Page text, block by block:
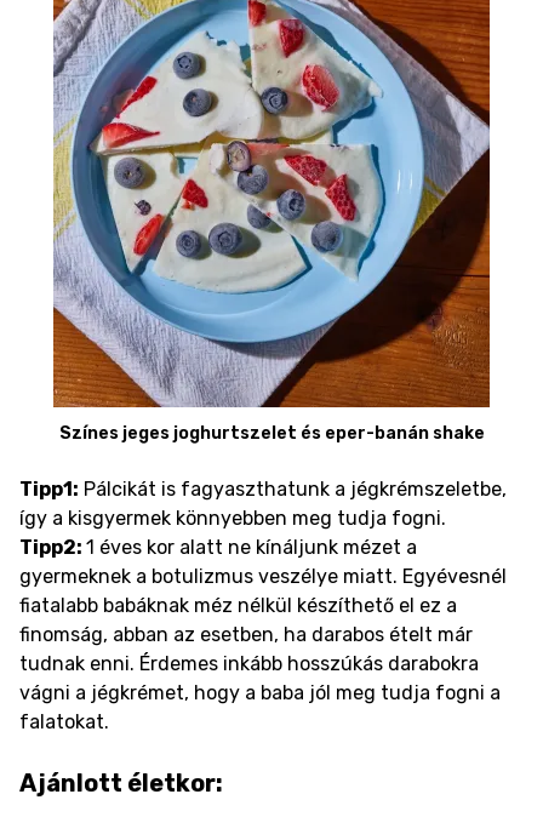
Színes jeges joghurtszelet és eper-banán shake
Tipp1: Pálcikát is fagyaszthatunk a jégkrémszeletbe,
így a kisgyermek könnyebben meg tudja fogni.
Tipp2: 1 éves kor alatt ne kínáljunk mézet a
gyermeknek a botulizmus veszélye miatt. Egyévesnél
fiatalabb babáknak méz nélkül készíthető el ez a
finomság, abban az esetben, ha darabos ételt már
tudnak enni. Érdemes inkább hosszúkás darabokra
vágni a jégkrémet, hogy a baba jól meg tudja fogni a
falatokat.
Ajánlott életkor: